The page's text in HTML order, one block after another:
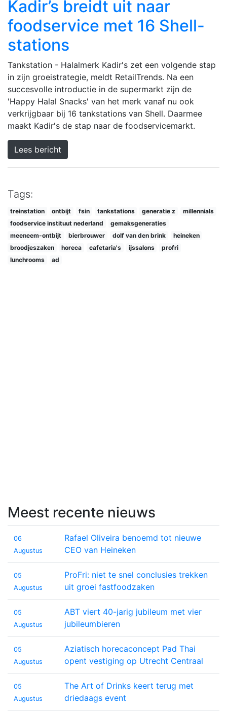
Kadir’s breidt uit naar
foodservice met 16 Shell-
stations
Tankstation - Halalmerk Kadir's zet een volgende stap
in zijn groeistrategie, meldt RetailTrends. Na een
succesvolle introductie in de supermarkt zijn de
'Happy Halal Snacks' van het merk vanaf nu ook
verkrijgbaar bij 16 tankstations van Shell. Daarmee
maakt Kadir's de stap naar de foodservicemarkt.
Lees bericht
Tags:
treinstation ontbijt fsin tankstations generatie z
millennials
foodservice instituut nederland
gemaksgeneraties
meeneem-ontbijt
bierbrouwer dolf van den brink
heineken
broodjeszaken
horeca cafetaria's ijssalons
profri
lunchrooms
ad
Meest recente nieuws
06
Augustus
Rafael Oliveira benoemd tot nieuwe
CEO van Heineken
05
Augustus
ProFri: niet te snel conclusies trekken
uit groei fastfoodzaken
05
Augustus
ABT viert 40-jarig jubileum met vier
jubileumbieren
05
Augustus
Aziatisch horecaconcept Pad Thai
opent vestiging op Utrecht Centraal
05
Augustus
The Art of Drinks keert terug met
driedaags event